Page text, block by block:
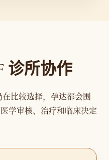
诊所协作
比较选择，孕达都会围
学审核、治疗和临床决定